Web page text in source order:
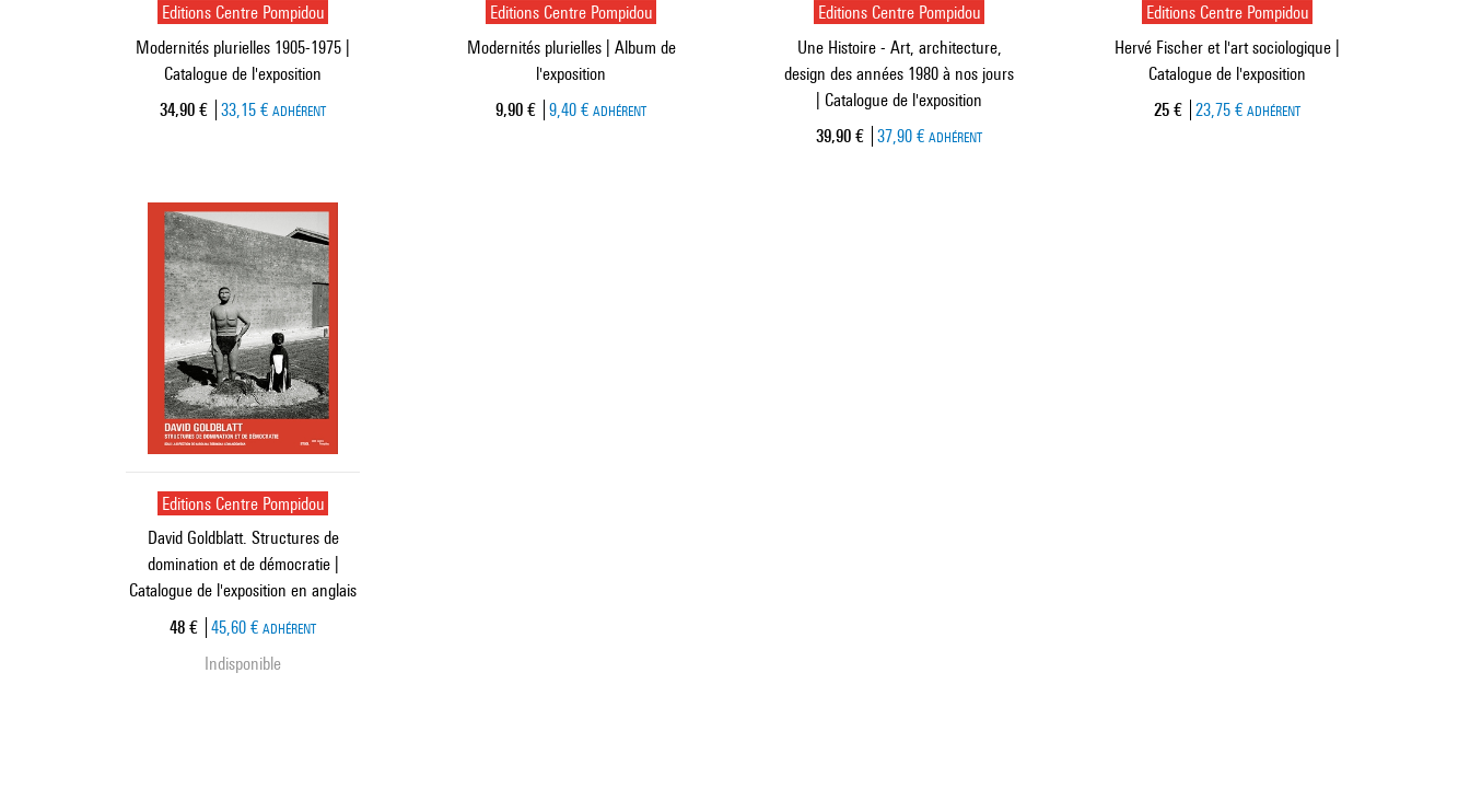
Editions Centre Pompidou
Modernités plurielles 1905-1975 |
Catalogue de l'exposition
Prix ​​actuel
34,90 € 33,15 € ADHÉRENT
Editions Centre Pompidou
Modernités plurielles | Album de
l'exposition
Prix ​​actuel
9,90 € 9,40 € ADHÉRENT
Editions Centre Pompidou
Une Histoire - Art, architecture,
design des années 1980 à nos jours
| Catalogue de l'exposition
Prix ​​actuel
39,90 € 37,90 € ADHÉRENT
Editions Centre Pompidou
Hervé Fischer et l'art sociologique |
Catalogue de l'exposition
Prix ​​actuel
25 € 23,75 € ADHÉRENT
Editions Centre Pompidou
David Goldblatt. Structures de
domination et de démocratie |
Catalogue de l'exposition en anglais
Prix ​​actuel
48 € 45,60 € ADHÉRENT
Indisponible